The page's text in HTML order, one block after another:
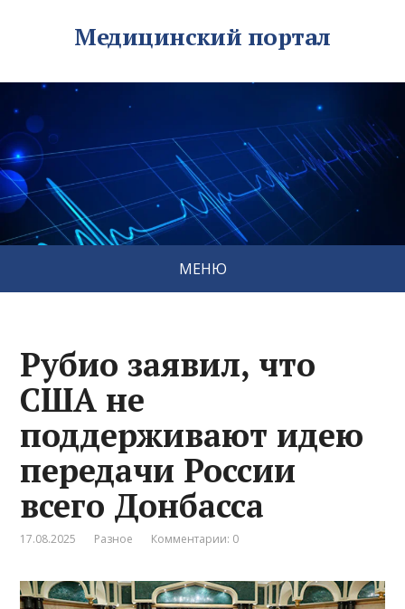
Медицинский портал
МЕНЮ
Рубио заявил, что
США не
поддерживают идею
передачи России
всего Донбасса
17.08.2025 Разное Комментарии: 0